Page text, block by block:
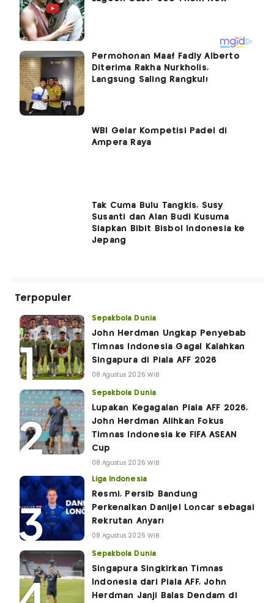
Permohonan Maaf Fadly Alberto
Diterima Rakha Nurkholis,
Langsung Saling Rangkul!
WBI Gelar Kompetisi Padel di
Ampera Raya
Tak Cuma Bulu Tangkis, Susy
Susanti dan Alan Budi Kusuma
Siapkan Bibit Bisbol Indonesia ke
Jepang
Terpopuler
Sepakbola Dunia
John Herdman Ungkap Penyebab
Timnas Indonesia Gagal Kalahkan
Singapura di Piala AFF 2026
08 Agustus 2026 WIB
Sepakbola Dunia
Lupakan Kegagalan Piala AFF 2026,
John Herdman Alihkan Fokus
Timnas Indonesia ke FIFA ASEAN
Cup
08 Agustus 2026 WIB
Liga Indonesia
Resmi, Persib Bandung
Perkenalkan Danijel Loncar sebagai
Rekrutan Anyar!
08 Agustus 2026 WIB
Sepakbola Dunia
Singapura Singkirkan Timnas
Indonesia dari Piala AFF, John
Herdman Janji Balas Dendam di